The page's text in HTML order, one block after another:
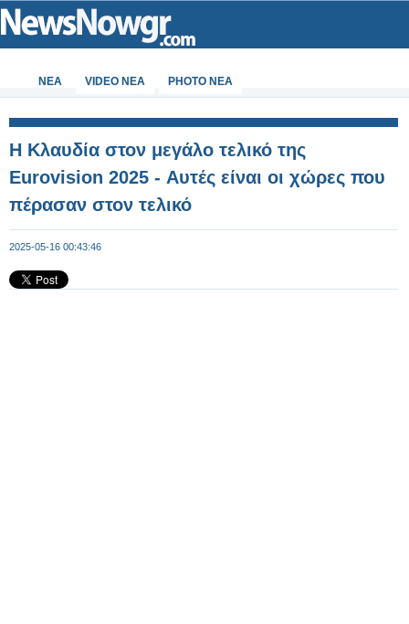
ΝΕΑ VIDEO NEA PHOTO NEA
Η Κλαυδία στον μεγάλο τελικό της
Eurovision 2025 - Αυτές είναι οι χώρες που
πέρασαν στον τελικό
2025-05-16 00:43:46